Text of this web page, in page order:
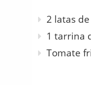
2 latas de
1 tarrina
Tomate